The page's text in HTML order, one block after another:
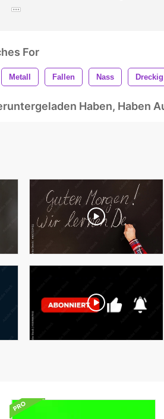
For
Metall Fallen Nass Dreckig
Haben, Haben